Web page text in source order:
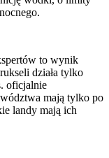
to wynik
działa tylko
oficjalnie
mają tylko po
landy mają ich